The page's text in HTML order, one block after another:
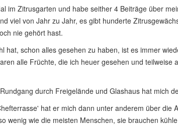
im Zitrusgarten und habe seither 4 Beiträge über
viel von Jahr zu Jahr, es gibt hunderte
nie gehört hast.
hat, schon alles gesehen zu haben, ist es immer
alle Früchte, die ich heuer gesehen und
durch Freigelände und Glashaus hat mich
hat er mich dann unter anderem über
wenig wie die meisten Menschen, sie brauchen